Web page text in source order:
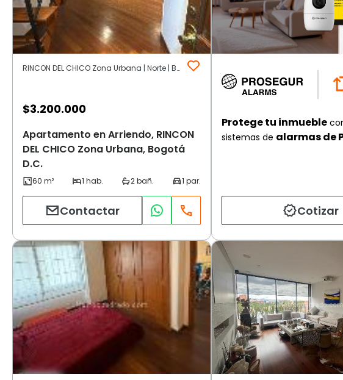
RINCON DEL CHICO Zona Urbana | Norte | Bogotá D.C.
$3.200.000
Apartamento en Arriendo, RINCON
DEL CHICO Zona Urbana, Bogotá
D.C.
Contactar
Protege tu inmueble
sistemas de alarmas de
Cotizar